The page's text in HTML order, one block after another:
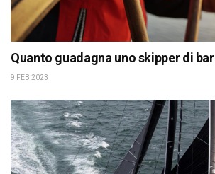
Quanto guadagna uno skipper di
9 FEB 2023